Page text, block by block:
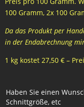
100 Gramm, 2x 100
Da das Produkt per
in der Endabrechnung
1 kg kostet 27,50 € –
Haben Sie einen
Schnittgröße, etc